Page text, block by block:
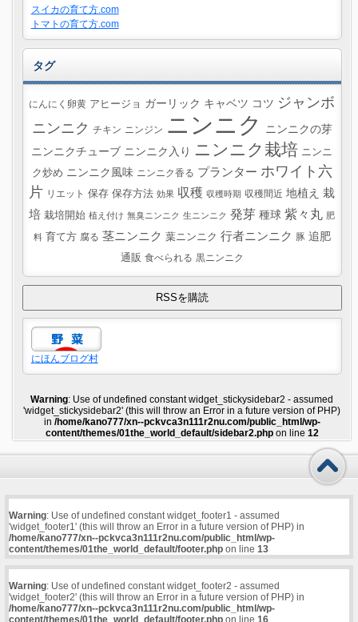
スイカの育て方.com
トマトの育て方.com
タグ
にんにく卵黄 アヒージョ ガーリック キャベツ コツ ジャンボ
ニンニク チキン ニンジン ニンニク
ニンニクの芽
ニンニクチューブ ニンニク入り ニンニク栽培 ニンニ
ク炒め ニンニク風味 ニンニク香る プランター ホワイト六
片 リエット 保存 保存方法 効果 収穫 収穫時期 収穫間近 地植え 栽
培 栽培開始 植え付け 無臭ニンニク 生ニンニク 発芽 種球 紫々丸 肥
料 育て方 腐る 茎ニンニク 葉ニンニク 行者ニンニク 豚 追肥
通販 食べられる 黒ニンニク
にほんブログ村
Warning: Use of undefined constant widget_stickysidebar2 - assumed
'widget_stickysidebar2' (this will throw an Error in a future version of PHP)
in /home/kano777/xn--pckvca3n111r2nu.com/public_html/wp-
content/themes/01the_world_default/sidebar2.phpon line 12
Warning: Use of undefined constant widget_footer1 - assumed
'widget_footer1' (this will throw an Error in a future version of PHP) in
/home/kano777/xn--pckvca3n111r2nu.com/public_html/wp-
content/themes/01the_world_default/footer.phpon line 13
Warning: Use of undefined constant widget_footer2 - assumed
'widget_footer2' (this will throw an Error in a future version of PHP) in
/home/kano777/xn--pckvca3n111r2nu.com/public_html/wp-
content/themes/01the_world_default/footer.phpon line 16